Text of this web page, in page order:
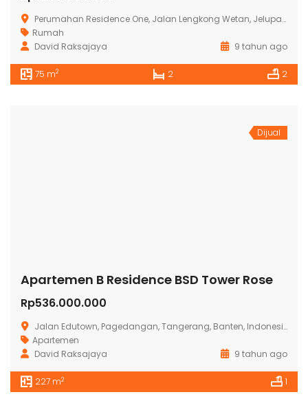
Perumahan Residence One, Jalan Lengkong Wetan, Jelupang, Kota Tangerang Selatan, Banten, Indonesia
Rumah
David Raksajaya
9 tahun ago
75 m2 2 2
Dijual
Apartemen B Residence BSD Tower Rose
Rp536.000.000
Jalan Edutown, Pagedangan, Tangerang, Banten, Indonesia
Apartemen
David Raksajaya
9 tahun ago
227 m2 1